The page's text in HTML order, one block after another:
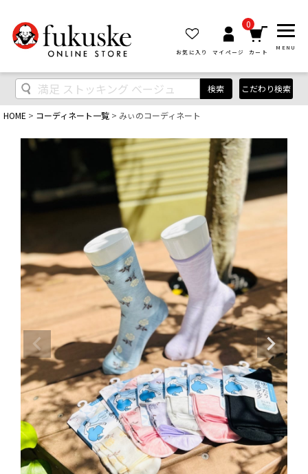
お気に入り マイページ
0
カート
MENU
検索 こだわり検索
HOME コーディネート一覧 みぃのコーディネート